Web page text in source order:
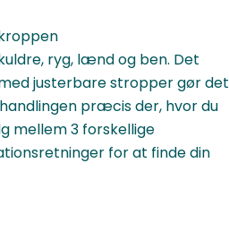
ryg, lænd og ben. Det
justerbare stropper gør det
præcis der, hvor du
mellem 3 forskellige
for at finde din